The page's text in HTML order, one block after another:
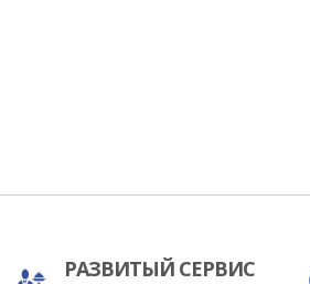
РАЗВИТЫЙ СЕРВИС